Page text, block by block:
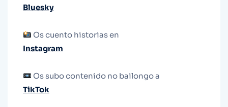
Bluesky
Os cuento historias en
Instagram
Os subo contenido no bailongo a
TikTok